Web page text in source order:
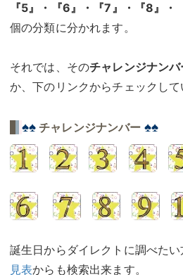
『5』・『6』・『7』・『8』・
個の分類に分かれます。
それでは、そのチャレンジナンバ
か、下のリンクからチェックし
♠♠チャレンジナンバー ♠♠
誕生日からダイレクトに調べたい
見表からも検索出来ます。